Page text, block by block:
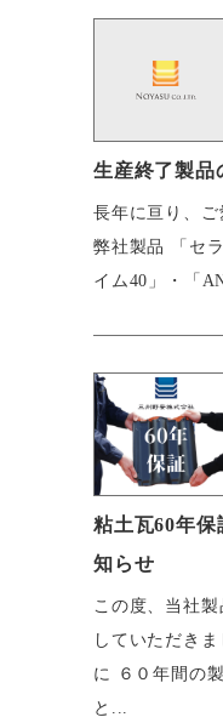
生産終了製品
長年に亘り、ご
弊社製品 「セ
イム40」・「
粘土瓦60年保
知らせ
この度、当社
していただき
に ６０年間の
と...